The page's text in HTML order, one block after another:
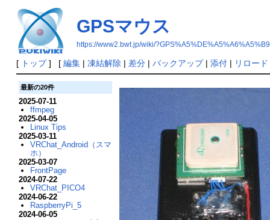
GPSマウス
https://www2.bwt.jp/wiki/?GPS%A5%DE%A5%A6%A5%B9
[ トップ] [ 編集| 凍結解除 | 差分| バックアップ| 添付| リロード
最新の20件
2025-07-11
ffmpeg
2025-04-05
Linux Tips
2025-03-11
VRChat_Android（スマ
ホ）
2025-03-07
FrontPage
2024-07-22
VRChat_PICO4
2024-06-22
RaspberryPi_5
2024-06-05